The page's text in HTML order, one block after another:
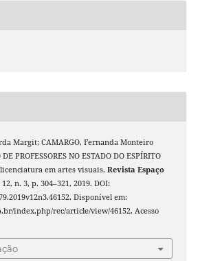
Margit; CAMARGO, Fernanda Monteiro
PROFESSORES NO ESTADO DO ESPÍRITO
em artes visuais. Revista Espaço
12, n. 3, p. 304–321, 2019. DOI:
Disponível em:
index.php/rec/article/view/46152. Acesso